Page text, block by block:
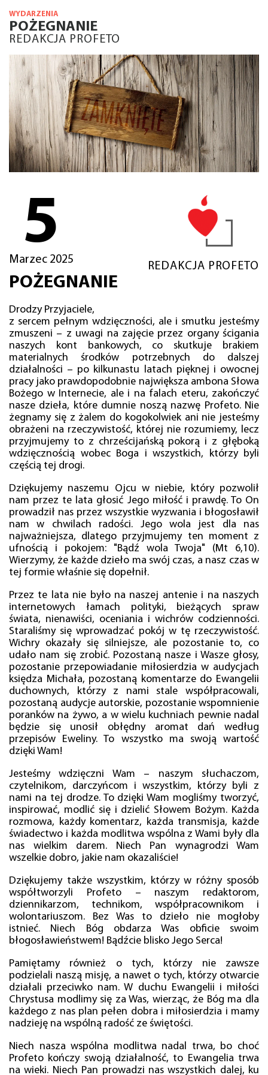
WYDARZENIA
POŻEGNANIE
REDAKCJA PROFETO
5
Marzec 2025
REDAKCJA PROFETO
POŻEGNANIE
Drodzy Przyjaciele,
z sercem pełnym wdzięczności, ale i smutku jesteśmy
zmuszeni – z uwagi na zajęcie przez organy ścigania
naszych kont bankowych, co skutkuje brakiem
materialnych środków potrzebnych do dalszej
działalności – po kilkunastu latach pięknej i owocnej
pracy jako prawdopodobnie największa ambona Słowa
Bożego w Internecie, ale i na falach eteru, zakończyć
nasze dzieła, które dumnie noszą nazwę Profeto. Nie
żegnamy się z żalem do kogokolwiek ani nie jesteśmy
obrażeni na rzeczywistość, której nie rozumiemy, lecz
przyjmujemy to z chrześcijańską pokorą i z głęboką
wdzięcznością wobec Boga i wszystkich, którzy byli
częścią tej drogi.
Dziękujemy naszemu Ojcu w niebie, który pozwolił
nam przez te lata głosić Jego miłość i prawdę. To On
prowadził nas przez wszystkie wyzwania i błogosławił
nam w chwilach radości. Jego wola jest dla nas
najważniejsza, dlatego przyjmujemy ten moment z
ufnością i pokojem: "Bądź wola Twoja" (Mt 6,10).
Wierzymy, że każde dzieło ma swój czas, a nasz czas w
tej formie właśnie się dopełnił.
Przez te lata nie było na naszej antenie i na naszych
internetowych łamach polityki, bieżących spraw
świata, nienawiści, oceniania i wichrów codzienności.
Staraliśmy się wprowadzać pokój w tę rzeczywistość.
Wichry okazały się silniejsze, ale pozostanie to, co
udało nam się zrobić. Pozostaną nasze i Wasze głosy,
pozostanie przepowiadanie miłosierdzia w audycjach
księdza Michała, pozostaną komentarze do Ewangelii
duchownych, którzy z nami stale współpracowali,
pozostaną audycje autorskie, pozostanie wspomnienie
poranków na żywo, a w wielu kuchniach pewnie nadal
będzie się unosił obłędny aromat dań według
przepisów Eweliny. To wszystko ma swoją wartość
dzięki Wam!
Jesteśmy wdzięczni Wam – naszym słuchaczom,
czytelnikom, darczyńcom i wszystkim, którzy byli z
nami na tej drodze. To dzięki Wam mogliśmy tworzyć,
inspirować, modlić się i dzielić Słowem Bożym. Każda
rozmowa, każdy komentarz, każda transmisja, każde
świadectwo i każda modlitwa wspólna z Wami były dla
nas wielkim darem. Niech Pan wynagrodzi Wam
wszelkie dobro, jakie nam okazaliście!
Dziękujemy także wszystkim, którzy w różny sposób
współtworzyli Profeto – naszym redaktorom,
dziennikarzom, technikom, współpracownikom i
wolontariuszom. Bez Was to dzieło nie mogłoby
istnieć. Niech Bóg obdarza Was obficie swoim
błogosławieństwem! Bądźcie blisko Jego Serca!
Pamiętamy również o tych, którzy nie zawsze
podzielali naszą misję, a nawet o tych, którzy otwarcie
działali przeciwko nam. W duchu Ewangelii i miłości
Chrystusa modlimy się za Was, wierząc, że Bóg ma dla
każdego z nas plan pełen dobra i miłosierdzia i mamy
nadzieję na wspólną radość ze świętości.
Niech nasza wspólna modlitwa nadal trwa, bo choć
Profeto kończy swoją działalność, to Ewangelia trwa
na wieki. Niech Pan prowadzi nas wszystkich dalej, ku